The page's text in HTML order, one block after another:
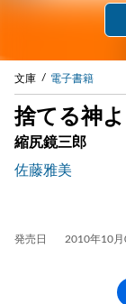
文庫 電子書籍
捨てる神
縮尻鏡三郎
佐藤雅美
発売日 2010年10月